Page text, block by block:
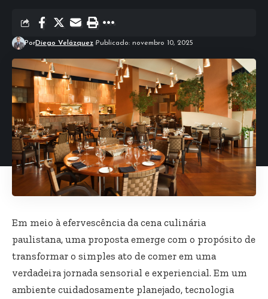
PorDiego Velázquez Publicado: novembro 10, 2025
Em meio à efervescência da cena culinária
paulistana, uma proposta emerge com o propósito de
transformar o simples ato de comer em uma
verdadeira jornada sensorial e experiencial. Em um
ambiente cuidadosamente planejado, tecnologia